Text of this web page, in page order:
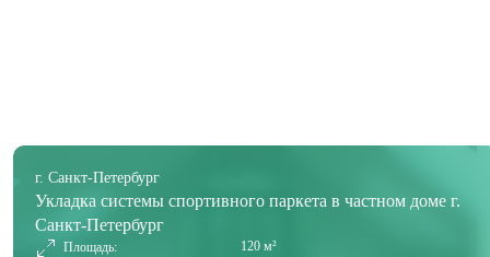
г. Санкт-Петербург
Укладка системы спортивного паркета в частном доме г.
Санкт-Петербург
Площадь:
120 м²